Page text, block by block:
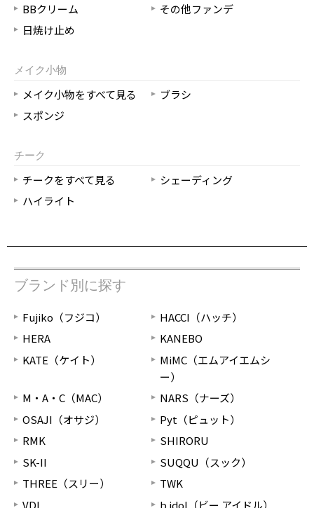
BBクリーム
その他ファンデ
日焼け止め
メイク小物
メイク小物をすべて見る
ブラシ
スポンジ
チーク
チークをすべて見る
シェーディング
ハイライト
ブランド別に探す
Fujiko（フジコ）
HACCI（ハッチ）
HERA
KANEBO
KATE（ケイト）
MiMC（エムアイエムシ
ー）
M・A・C（MAC）
NARS（ナーズ）
OSAJI（オサジ）
Pyt（ピュット）
RMK
SHIRORU
SK-II
SUQQU（スック）
THREE（スリー）
TWK
VDL
b idol（ビー アイドル）